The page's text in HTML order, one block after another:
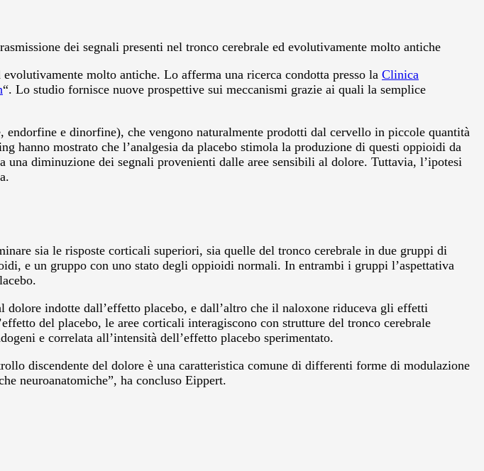
dei segnali presenti nel tronco cerebrale ed evolutivamente molto antiche
molto antiche. Lo afferma una ricerca condotta presso la Clinica
“. Lo studio fornisce nuove prospettive sui meccanismi grazie ai quali la semplice
e dinorfine), che vengono naturalmente prodotti dal cervello in piccole quantità
hanno mostrato che l’analgesia da placebo stimola la produzione di questi oppioidi da
diminuzione dei segnali provenienti dalle aree sensibili al dolore. Tuttavia, l’ipotesi
sia le risposte corticali superiori, sia quelle del tronco cerebrale in due gruppi di
e un gruppo con uno stato degli oppioidi normali. In entrambi i gruppi l’aspettativa
indotte dall’effetto placebo, e dall’altro che il naloxone riduceva gli effetti
del placebo, le aree corticali interagiscono con strutture del tronco cerebrale
e correlata all’intensità dell’effetto placebo sperimentato.
discendente del dolore è una caratteristica comune di differenti forme di modulazione
neuroanatomiche”, ha concluso Eippert.